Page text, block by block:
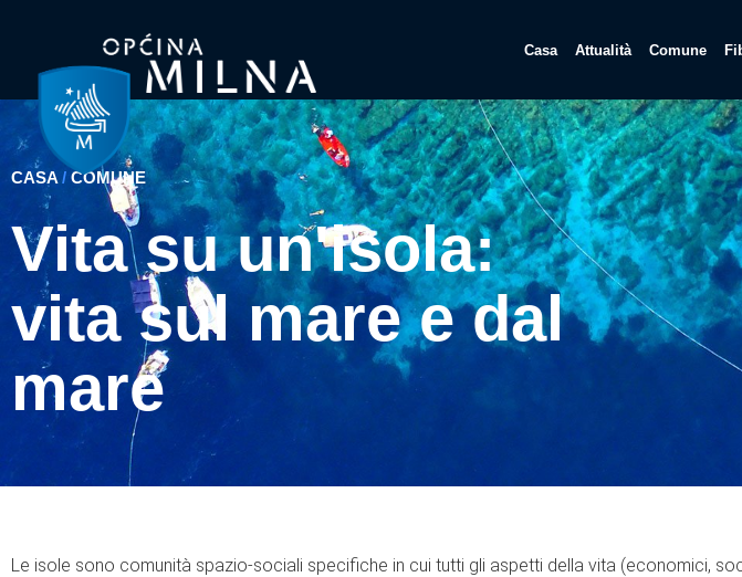
Casa Attualità Comune
CASA / COMUNE
Vita su un'isola:
vita sul mare e dal
mare
Le isole sono comunità spazio-sociali specifiche in cui tutti gli aspetti della vita (economici,